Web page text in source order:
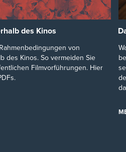
des Kinos
von
des Kinos. So vermeiden Sie
Filmvorführungen. Hier